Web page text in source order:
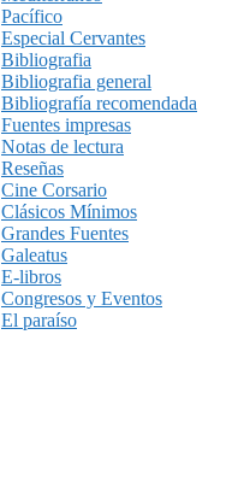
Pacífico
Especial Cervantes
Bibliografia
Bibliografia general
Bibliografía recomendada
Fuentes impresas
Notas de lectura
Reseñas
Cine Corsario
Clásicos Mínimos
Grandes Fuentes
Galeatus
E-libros
Congresos y Eventos
El paraíso